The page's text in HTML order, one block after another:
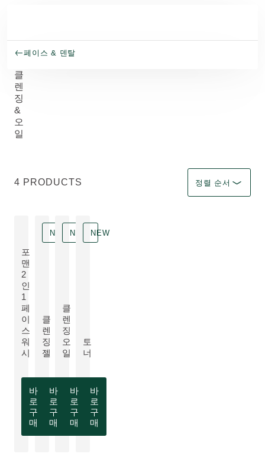
페이스 & 덴탈
클
렌
징
&
오
일
4 PRODUCTS 정렬 순서
더 알아보기:
포
맨
2
인
1
페
이
스
워
시
바
로
구
매
NEW
더 알아보기:
클
렌
징
젤
바
로
구
매
NEW
더 알아보기:
클
렌
징
오
일
바
로
구
매
NEW
더 알아보기:
토
너
바
로
구
매